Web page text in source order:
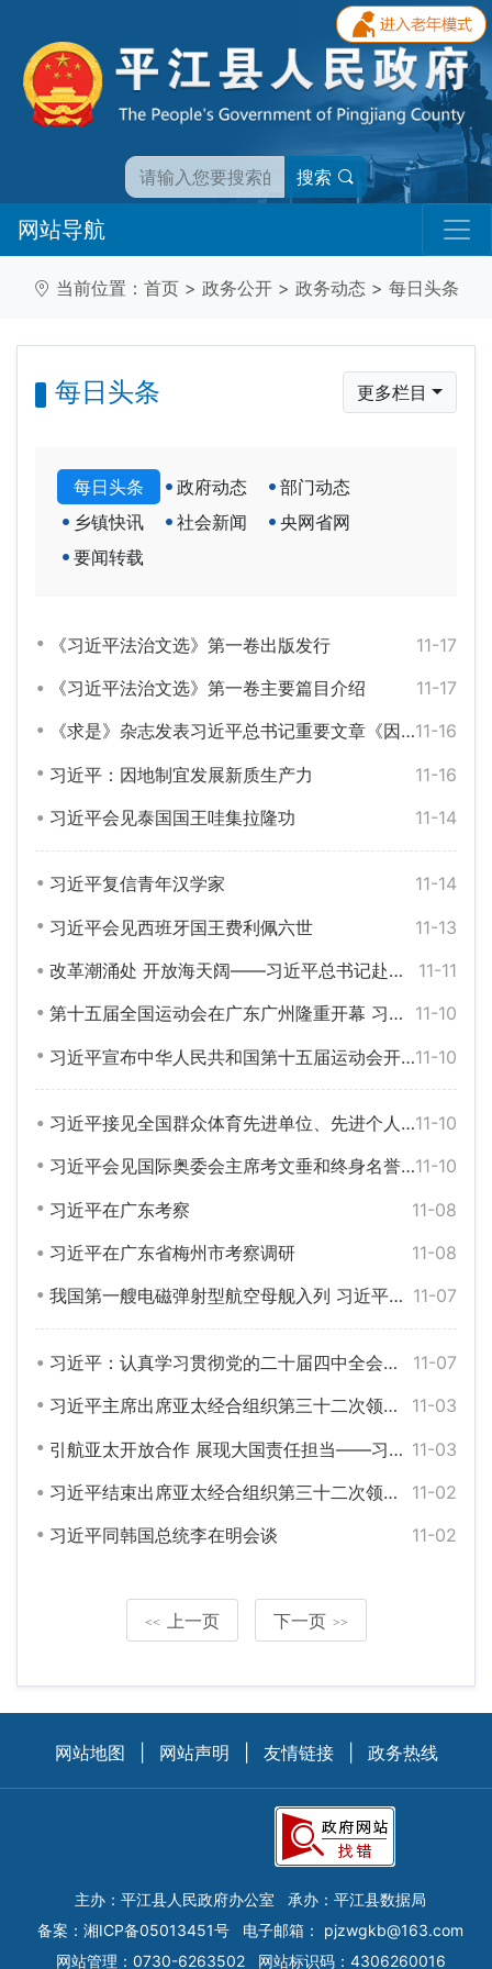
搜索
网站导航
当前位置： 首页 > 政务公开 > 政务动态 > 每日头条
每日头条 更多栏目
每日头条 政府动态
部门动态
乡镇快讯
社会新闻
央网省网
要闻转载
11-17
《习近平法治文选》第一卷出版发行
11-17
《习近平法治文选》第一卷主要篇目介绍
11-16
《求是》杂志发表习近平总书记重要文章《因地制宜发展新质生产力》
11-16
习近平：因地制宜发展新质生产力
11-14
习近平会见泰国国王哇集拉隆功
11-14
习近平复信青年汉学家
11-13
习近平会见西班牙国王费利佩六世
11-11
改革潮涌处 开放海天阔——习近平总书记赴海南、广东考察并出席第十五届全运会开幕式纪实
11-10
第十五届全国运动会在广东广州隆重开幕 习近平出席开幕式并宣布运动会开幕
11-10
习近平宣布中华人民共和国第十五届运动会开幕
11-10
习近平接见全国群众体育先进单位、先进个人代表和全国体育系统先进集体、先进个人代表
11-10
习近平会见国际奥委会主席考文垂和终身名誉主席巴赫
11-08
习近平在广东考察
11-08
习近平在广东省梅州市考察调研
11-07
我国第一艘电磁弹射型航空母舰入列 习近平出席入列授旗仪式并登舰视察
11-07
习近平：认真学习贯彻党的二十届四中全会精神 高标准建设海南自由贸易港
11-03
习近平主席出席亚太经合组织第三十二次领导人非正式会议并对韩国进行国事访问纪实
11-03
引航亚太开放合作 展现大国责任担当——习近平主席出席亚太经合组织第三十二次领导人非正式会议并对韩国进行国事访问立足周边、运筹全局、成果丰硕、意义深远
11-02
习近平结束出席亚太经合组织第三十二次领导人非正式会议和对韩国的国事访问回到北京
11-02
习近平同韩国总统李在明会谈
<< 上一页 下一页 >>
网站地图 网站声明 友情链接 政务热线
主办：平江县人民政府办公室
承办：平江县数据局
备案： 湘ICP备05013451号 电子邮箱： pjzwgkb@163.com
网站管理：0730-6263502
网站标识码：4306260016